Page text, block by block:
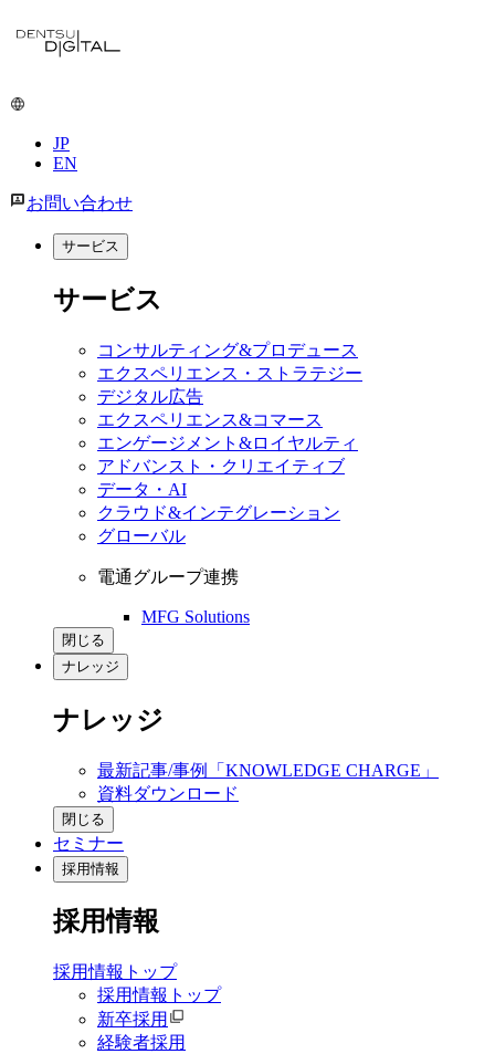
メ
コ
ツ
JP
EN
お問い合わせ
サービス
サービス
コンサルティング&プロデュース
エクスペリエンス・ストラテジー
デジタル広告
エクスペリエンス&コマース
エンゲージメント&ロイヤルティ
アドバンスト・クリエイティブ
データ・AI
クラウド&インテグレーション
グローバル
電通グループ連携
MFG Solutions
閉じる
ナレッジ
ナレッジ
最新記事/事例「KNOWLEDGE CHARGE」
資料ダウンロード
閉じる
セミナー
採用情報
採用情報
採用情報トップ
採用情報トップ
新卒採用
経験者採用